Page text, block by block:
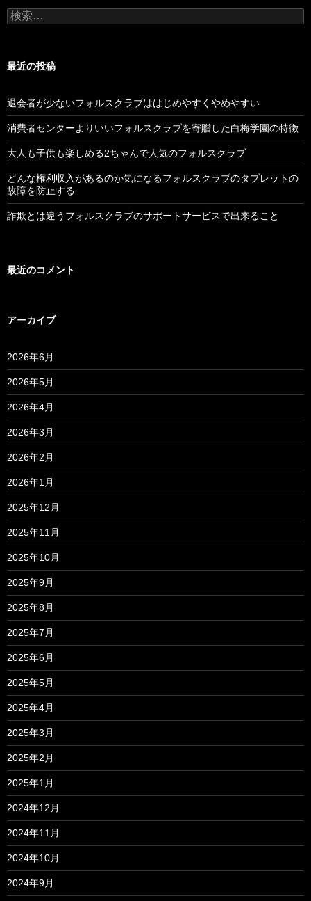
検
索:
最近の投稿
退会者が少ないフォルスクラブははじめやすくやめやすい
消費者センターよりいいフォルスクラブを寄贈した白梅学園の特徴
大人も子供も楽しめる2ちゃんで人気のフォルスクラブ
どんな権利収入があるのか気になるフォルスクラブのタブレットの
故障を防止する
詐欺とは違うフォルスクラブのサポートサービスで出来ること
最近のコメント
アーカイブ
2026年6月
2026年5月
2026年4月
2026年3月
2026年2月
2026年1月
2025年12月
2025年11月
2025年10月
2025年9月
2025年8月
2025年7月
2025年6月
2025年5月
2025年4月
2025年3月
2025年2月
2025年1月
2024年12月
2024年11月
2024年10月
2024年9月